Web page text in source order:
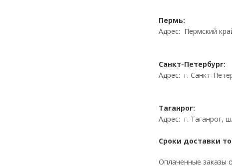
Пермь:
Адрес: Пермский
Санкт-Петербург:
Адрес: г. Санкт-
Таганрог:
Адрес: г. Таганрог,
Сроки доставки
Оплаченные заказы